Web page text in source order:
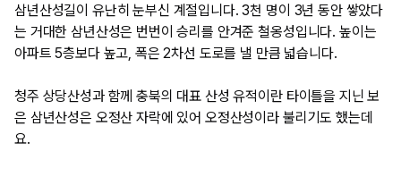
삼년산성길이 유난히 눈부신 계절입니다. 3천 명이 3년 동안 쌓았다
는 거대한 삼년산성은 번번이 승리를 안겨준 철옹성입니다. 높이는
아파트 5층보다 높고, 폭은 2차선 도로를 낼 만큼 넓습니다.
​청주 상당산성과 함께 충북의 대표 산성 유적이란 타이틀을 지닌 보
은 삼년산성은 오정산 자락에 있어 오정산성이라 불리기도 했는데
요.